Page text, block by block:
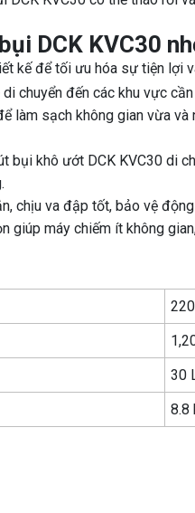
DCK KVC30
kế để tối ưu hóa sự tiện lợi
chuyển đến các khu vực
làm sạch không gian vừa
bụi khô ướt DCK KVC30 di
chịu va đập tốt, bảo vệ
giúp máy chiếm ít không
30
8.8